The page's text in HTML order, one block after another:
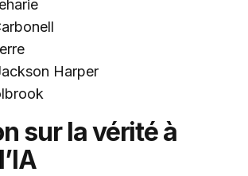
Harper
sur la vérité à